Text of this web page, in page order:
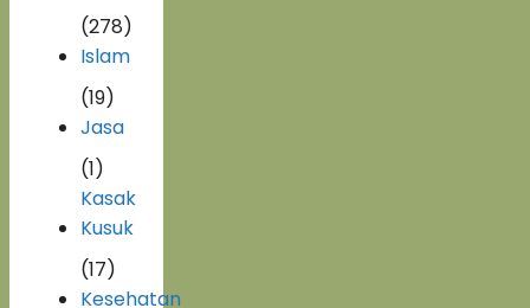
(278)
Islam
(19)
Jasa
(1)
Kasak
Kusuk
(17)
Kesehatan